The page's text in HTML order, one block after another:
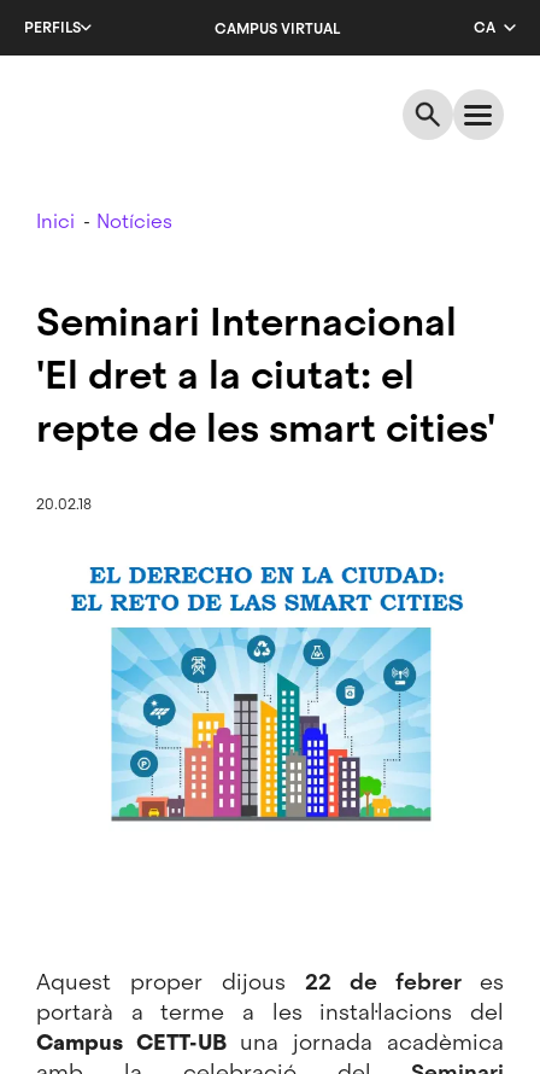
PERFILS CAMPUS VIRTUAL
CA
ES
Breadcrumb
Inici Notícies
Seminari Internacional
'El dret a la ciutat: el
repte de les smart cities'
20.02.18
Imatge
Aquest proper dijous 22 de febrer es
portarà a terme a les instal·lacions del
Campus CETT-UB una jornada acadèmica